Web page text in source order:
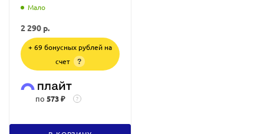
Мало
2 290 р.
+ 69 бонусных рублей на
счет
?
по 573 ₽ ?